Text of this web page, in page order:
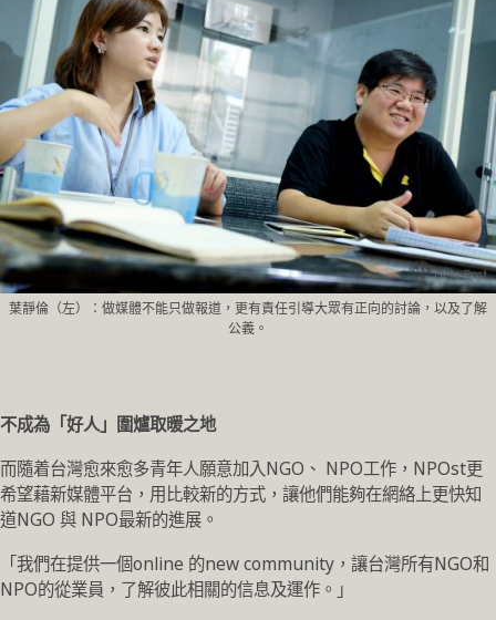
葉靜倫（左）：做媒體不能只做報道，更有責任引導大眾有正向的討論，以及了解
公義。
不成為「好人」圍爐取暖之地
而隨着台灣愈來愈多青年人願意加入NGO、 NPO工作，NPOst更
希望藉新媒體平台，用比較新的方式，讓他們能夠在網絡上更快知
道NGO 與 NPO最新的進展。
「我們在提供一個online 的new community，讓台灣所有NGO和
NPO的從業員，了解彼此相關的信息及運作。」